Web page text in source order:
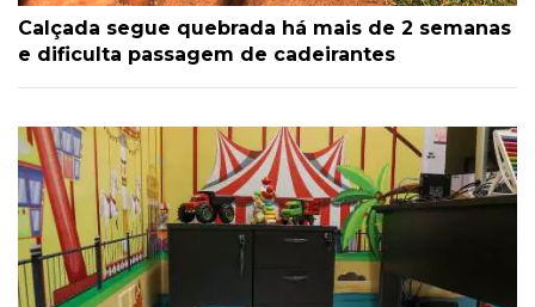
Calçada segue quebrada há mais de 2 semanas
e dificulta passagem de cadeirantes